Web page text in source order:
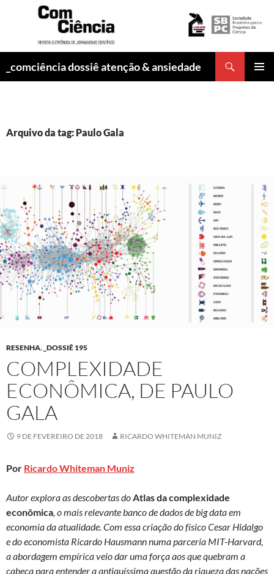
_comciência dossiê atenção & ansiedade
Arquivo da tag: Paulo Gala
RESENHA, _DOSSIÊ 195
COMPLEXIDADE
ECONÔMICA, DE PAULO
GALA
9 DE FEVEREIRO DE 2018 RICARDO WHITEMAN MUNIZ
Por Ricardo Whiteman Muniz
Autor explora as descobertas doAtlas da complexidade
econômica, o mais relevante banco de dados de big data em
economia da atualidade. Com essa criação do físico Cesar Hidalgo
e do economista Ricardo Hausmann numa parceria MIT-Harvard,
a abordagem empírica veio dar uma força aos que quebram a
cabeça para entender a antiquíssima questão da riqueza das nações